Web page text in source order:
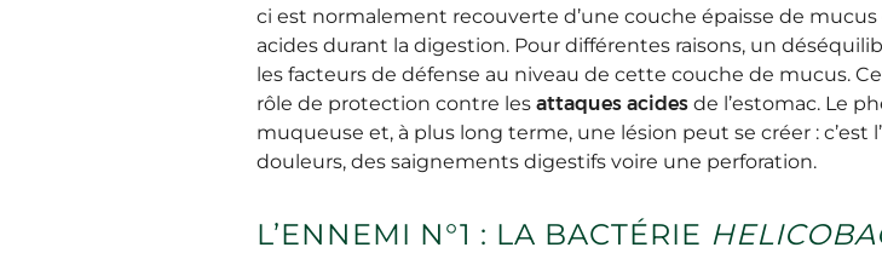
ci est normalement recouverte d’une couche épaisse de
acides durant la digestion. Pour différentes raisons, un
les facteurs de défense au niveau de cette couche de mucus.
rôle de protection contre les attaques acides de l’estomac. Le
muqueuse et, à plus long terme, une lésion peut se créer : c’est l’
douleurs, des saignements digestifs voire une perforation.
L’ENNEMI N°1 : LA BACTÉRIE